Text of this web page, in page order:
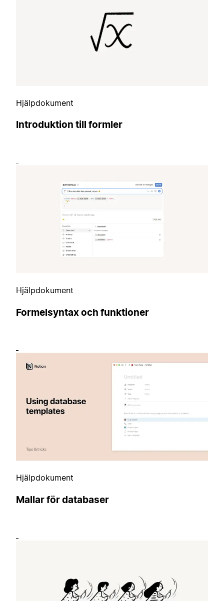
Hjälpdokument
Introduktion till formler
Hjälpdokument
Formelsyntax och funktioner
Hjälpdokument
Mallar för databaser